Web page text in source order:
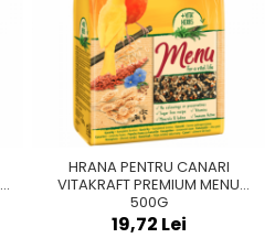
HRANA PENTRU CANARI
VITAKRAFT PREMIUM MENU
500G
19,72 Lei